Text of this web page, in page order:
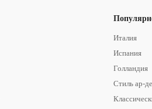
Италия
Испания
Голландия
Стиль ар-